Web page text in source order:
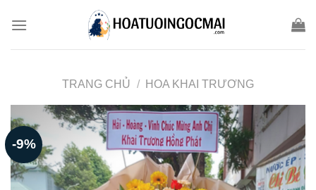
TRANG CHỦ / HOA KHAI TRƯƠNG
-9%